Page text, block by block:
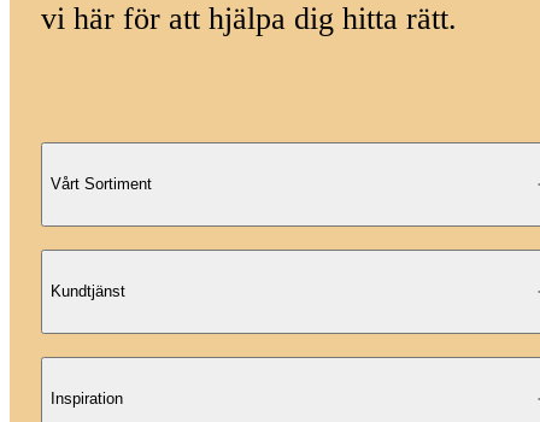
vi här för att hjälpa dig hitta rätt.
Vårt Sortiment
Kundtjänst
Inspiration